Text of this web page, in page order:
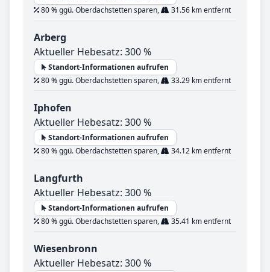
80 % ggü. Oberdachstetten sparen,
31.56 km entfernt
Arberg
Aktueller Hebesatz: 300 %
Standort-Informationen aufrufen
80 % ggü. Oberdachstetten sparen,
33.29 km entfernt
Iphofen
Aktueller Hebesatz: 300 %
Standort-Informationen aufrufen
80 % ggü. Oberdachstetten sparen,
34.12 km entfernt
Langfurth
Aktueller Hebesatz: 300 %
Standort-Informationen aufrufen
80 % ggü. Oberdachstetten sparen,
35.41 km entfernt
Wiesenbronn
Aktueller Hebesatz: 300 %